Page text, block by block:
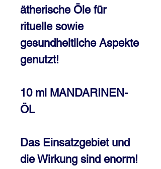
ätherische Öle für
rituelle sowie
gesundheitliche Aspekte
genutzt!
10 ml MANDARINEN-
ÖL
Das Einsatzgebiet und
die Wirkung sind enorm!